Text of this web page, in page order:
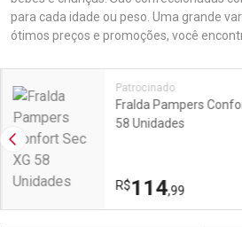
para cada idade ou peso. Uma grande
ótimos preços e promoções, você
Linkagens Internas em
Promoções em
Imagem Anterior
Patrocinado
Fralda Pampers
58 Unidades
R$114,99